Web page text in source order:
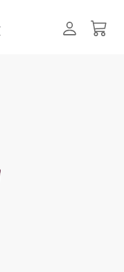
曠野玫瑰護髮素250mL